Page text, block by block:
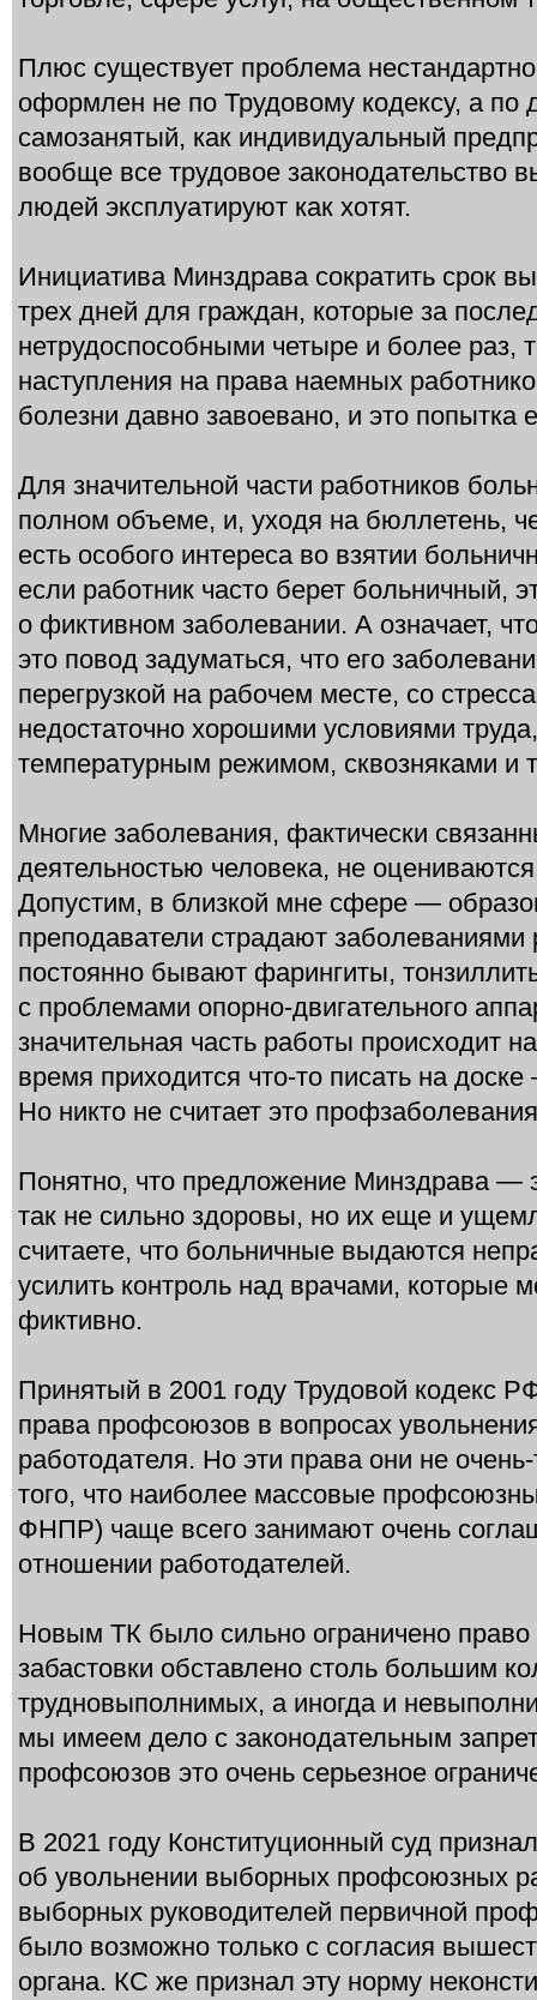
Плюс существует проблема
оформлен не по Трудовому кодексу, а по
самозанятый, как индивидуальный
вообще все трудовое законодательство
людей эксплуатируют как хотят.
Инициатива Минздрава сократить срок
трех дней для граждан, которые за
нетрудоспособными четыре и более раз,
наступления на права наемных
болезни давно завоевано, и это попытка
Для значительной части работников
полном объеме, и, уходя на бюллетень,
есть особого интереса во взятии
если работник часто берет больничный,
о фиктивном заболевании. А означает,
это повод задуматься, что его
перегрузкой на рабочем месте, со
недостаточно хорошими условиями
температурным режимом, сквозняками и
Многие заболевания, фактически
деятельностью человека, не
Допустим, в близкой мне сфере —
преподаватели страдают заболеваниями
постоянно бывают фарингиты,
с проблемами опорно-двигательного
значительная часть работы происходит
время приходится что-то писать на
Но никто не считает это
Понятно, что предложение Минздрава —
так не сильно здоровы, но их еще и
считаете, что больничные выдаются
усилить контроль над врачами, которые
фиктивно.
Принятый в 2001 году Трудовой кодекс
права профсоюзов в вопросах
работодателя. Но эти права они не
того, что наиболее массовые
ФНПР) чаще всего занимают очень
отношении работодателей.
Новым ТК было сильно ограничено право
забастовки обставлено столь большим
трудновыполнимых, а иногда и
мы имеем дело с законодательным
профсоюзов это очень серьезное
В 2021 году Конституционный суд
об увольнении выборных профсоюзных
выборных руководителей первичной
было возможно только с согласия
органа. КС же признал эту норму